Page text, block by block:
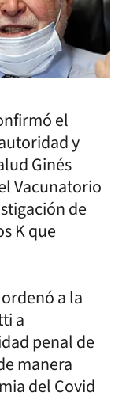
el
y
Ginés
Vacunatorio
de
K que
a la
a
penal de
manera
del Covid